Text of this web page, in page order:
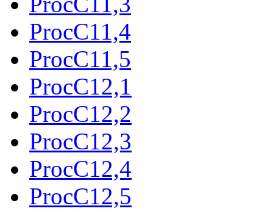
ProcC11,4
ProcC11,5
ProcC12,1
ProcC12,2
ProcC12,3
ProcC12,4
ProcC12,5